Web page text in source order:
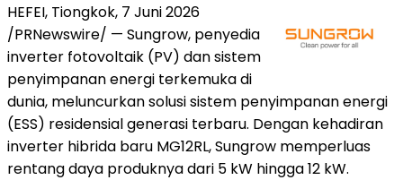
HEFEI, Tiongkok, 7 Juni 2026
/PRNewswire/ — Sungrow, penyedia
inverter fotovoltaik (PV) dan sistem
penyimpanan energi terkemuka di
dunia, meluncurkan solusi sistem penyimpanan energi
(ESS) residensial generasi terbaru. Dengan kehadiran
inverter hibrida baru MG12RL, Sungrow memperluas
rentang daya produknya dari 5 kW hingga 12 kW.